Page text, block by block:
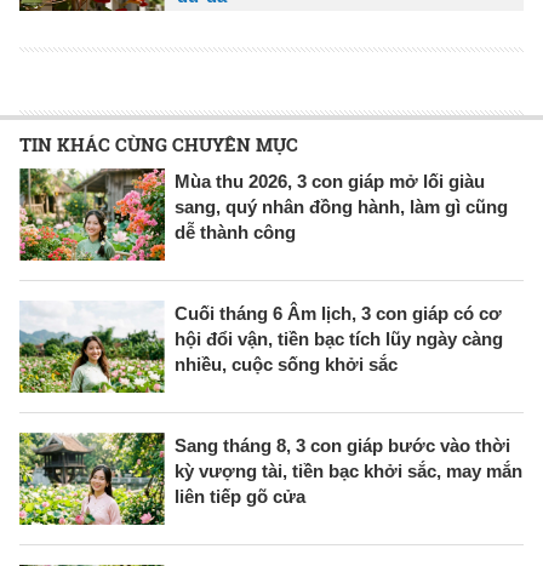
TIN KHÁC CÙNG CHUYÊN MỤC
Mùa thu 2026, 3 con giáp mở lối giàu
sang, quý nhân đồng hành, làm gì cũng
dễ thành công
Cuối tháng 6 Âm lịch, 3 con giáp có cơ
hội đổi vận, tiền bạc tích lũy ngày càng
nhiều, cuộc sống khởi sắc
Sang tháng 8, 3 con giáp bước vào thời
kỳ vượng tài, tiền bạc khởi sắc, may mắn
liên tiếp gõ cửa